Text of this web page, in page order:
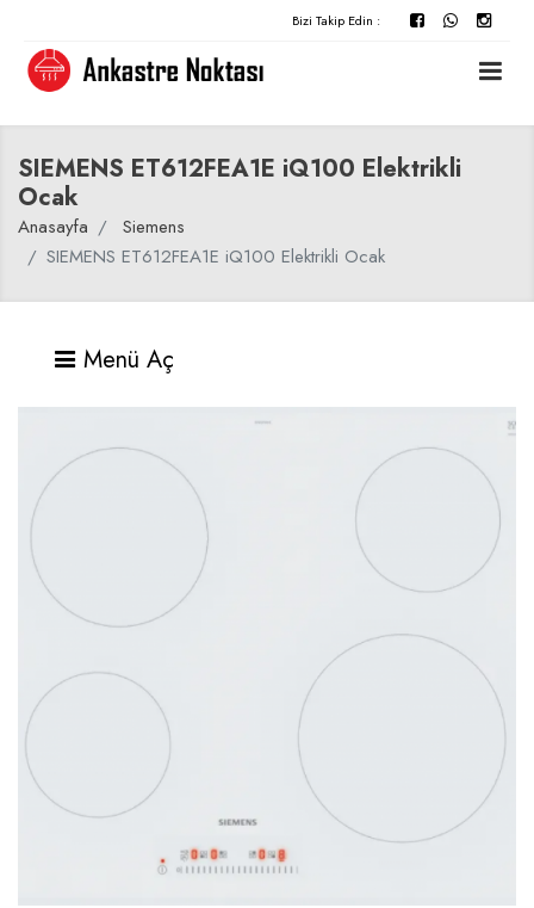
Bizi Takip Edin :
SIEMENS ET612FEA1E iQ100 Elektrikli
Ocak
Anasayfa
Siemens
SIEMENS ET612FEA1E iQ100 Elektrikli Ocak
Menü Aç